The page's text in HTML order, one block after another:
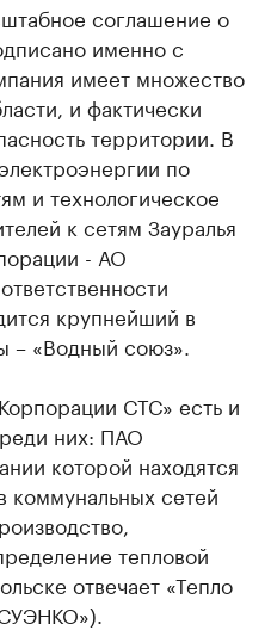
соглашение о
именно с
имеет множество
и фактически
территории. В
по
и технологическое
к сетям Зауралья
- АО
крупнейший в
– «Водный союз».
СТС» есть и
них: ПАО
которой находятся
коммунальных сетей
тепловой
отвечает «Тепло